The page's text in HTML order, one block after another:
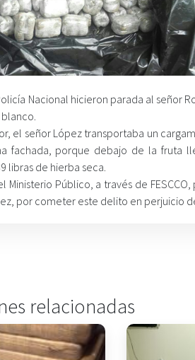
Nacional hicieron parada al señor
el señor López transportaba un
fachada, porque debajo de la fruta
libras de hierba seca.
Ministerio Público, a través de
por cometer este delito en perjuicio
relacionadas